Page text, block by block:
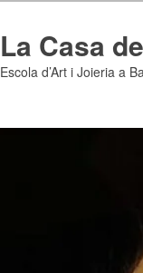
La Casa
Escola d’Art i Joieria a